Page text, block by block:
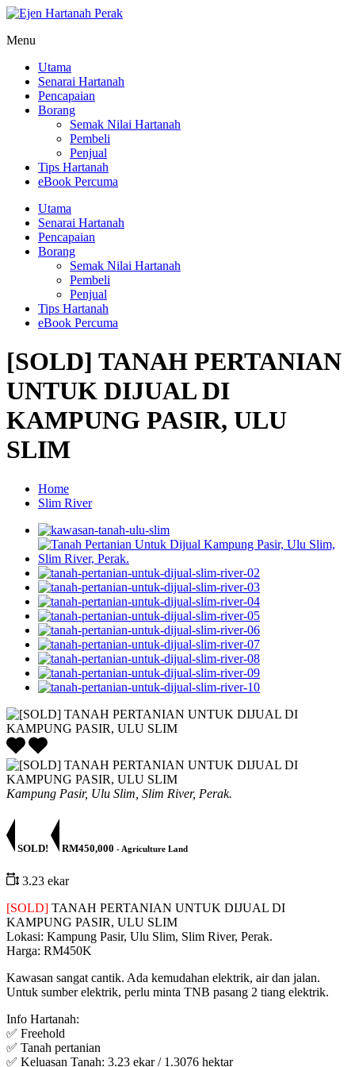
Menu
Utama
Senarai Hartanah
Pencapaian
Borang
Semak Nilai Hartanah
Pembeli
Penjual
Tips Hartanah
eBook Percuma
Utama
Senarai Hartanah
Pencapaian
Borang
Semak Nilai Hartanah
Pembeli
Penjual
Tips Hartanah
eBook Percuma
[SOLD] TANAH PERTANIAN
UNTUK DIJUAL DI
KAMPUNG PASIR, ULU
SLIM
Home
Slim River
Kampung Pasir, Ulu Slim, Slim River, Perak.
SOLD! RM450,000 - Agriculture Land
3.23 ekar
[SOLD] TANAH PERTANIAN UNTUK DIJUAL DI
KAMPUNG PASIR, ULU SLIM
Lokasi: Kampung Pasir, Ulu Slim, Slim River, Perak.
Harga: RM450K
Kawasan sangat cantik. Ada kemudahan elektrik, air dan jalan.
Untuk sumber elektrik, perlu minta TNB pasang 2 tiang elektrik.
Info Hartanah:
✅ Freehold
✅ Tanah pertanian
✅ Keluasan Tanah: 3.23 ekar / 1.3076 hektar